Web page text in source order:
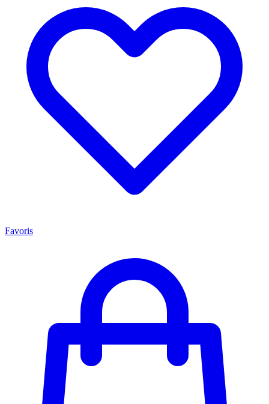
Favoris